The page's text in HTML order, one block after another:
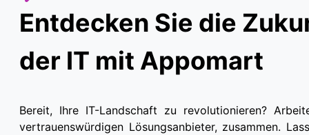
Entdecken Sie die
der IT mit Appomart
Bereit, Ihre IT-Landschaft zu revolutionieren?
vertrauenswürdigen Lösungsanbieter, zusammen.